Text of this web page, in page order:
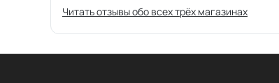
Читать отзывы обо всех трёх магазинах